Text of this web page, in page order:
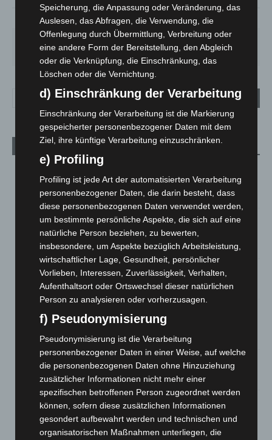
75% 1.3m/s 17%
26°
FR.
20° 27° 32° 28
Aktuelle Beiträge
Region Hannover: 21 neue Notfallsanitäter starten beim
Roten Kreuz
5. August 2026
Mann läuft mit Hockeyschläger über A7 – Polizei sucht
Zeugen
5. August 2026
Celle: Mensch stirbt bei Bagger-Unfall auf Baustelle
5. August 2026
beschädigt
5. August 2026
Anklage nach Abschaltung von „Archetyp Market“ erhoben
3. August 2026
Hannover: Polizei stoppt 166 Trunkenheitsfahrten bei
Großkontrolle
2. August 2026
Speicherung, die Anpassung oder Veränderung, das
Auslesen, das Abfragen, die Verwendung, die
Offenlegung durch Übermittlung, Verbreitung oder
eine andere Form der Bereitstellung, den Abgleich
oder die Verknüpfung, die Einschränkung, das
Löschen oder die Vernichtung.
d) Einschränkung der Verarbeitung
Einschränkung der Verarbeitung ist die Markierung
gespeicherter personenbezogener Daten mit dem
Ziel, ihre künftige Verarbeitung einzuschränken.
e) Profiling
Profiling ist jede Art der automatisierten Verarbeitung
personenbezogener Daten, die darin besteht, dass
diese personenbezogenen Daten verwendet werden,
um bestimmte persönliche Aspekte, die sich auf eine
natürliche Person beziehen, zu bewerten,
insbesondere, um Aspekte bezüglich Arbeitsleistung,
wirtschaftlicher Lage, Gesundheit, persönlicher
Vorlieben, Interessen, Zuverlässigkeit, Verhalten,
Aufenthaltsort oder Ortswechsel dieser natürlichen
Person zu analysieren oder vorherzusagen.
f) Pseudonymisierung
Pseudonymisierung ist die Verarbeitung
personenbezogener Daten in einer Weise, auf welche
die personenbezogenen Daten ohne Hinzuziehung
zusätzlicher Informationen nicht mehr einer
spezifischen betroffenen Person zugeordnet werden
können, sofern diese zusätzlichen Informationen
gesondert aufbewahrt werden und technischen und
organisatorischen Maßnahmen unterliegen, die